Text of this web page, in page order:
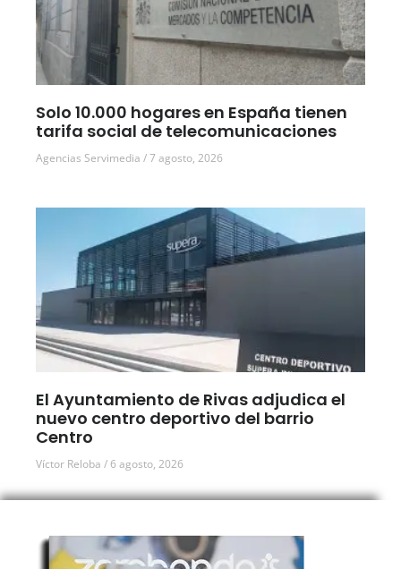
Solo 10.000 hogares en España tienen
tarifa social de telecomunicaciones
Agencias Servimedia 7 agosto, 2026
El Ayuntamiento de Rivas adjudica el
nuevo centro deportivo del barrio
Centro
Víctor Reloba 6 agosto, 2026